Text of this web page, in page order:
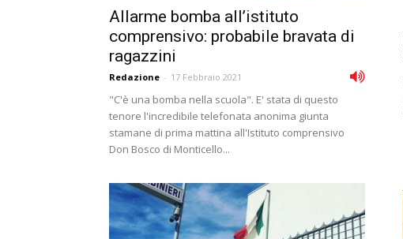
Allarme bomba all’istituto
comprensivo: probabile bravata di
ragazzini
Redazione - 17 Febbraio 2021
"C'è una bomba nella scuola". E' stata di questo
tenore l'incredibile telefonata anonima giunta
stamane di prima mattina all'Istituto comprensivo
Don Bosco di Monticello...